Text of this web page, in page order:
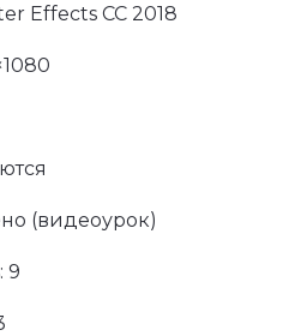
Effects CC 2018
(видеоурок)
9